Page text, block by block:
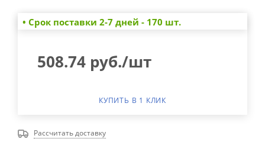
• Cрок поставки 2-7 дней - 170 шт.
508.74 руб./шт
КУПИТЬ В 1 КЛИК
Рассчитать доставку